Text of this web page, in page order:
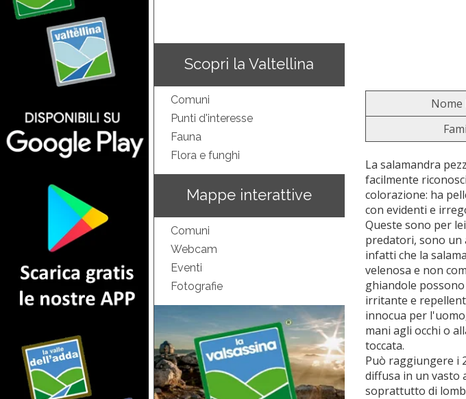
Scopri la Valtellina
Comuni
Punti d'interesse
Fauna
Flora e funghi
Mappe interattive
Comuni
Webcam
Eventi
Fotografie
Nome
La salamandra
facilmente
colorazione: ha
con evidenti e
Queste sono per
predatori, sono un
infatti che la
velenosa e non
ghiandole
irritante e
innocua per
mani agli occhi o
toccata.
Può raggiungere i
diffusa in un vasto
soprattutto di